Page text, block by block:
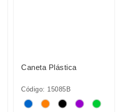
Caneta Plástica
Código: 15085B